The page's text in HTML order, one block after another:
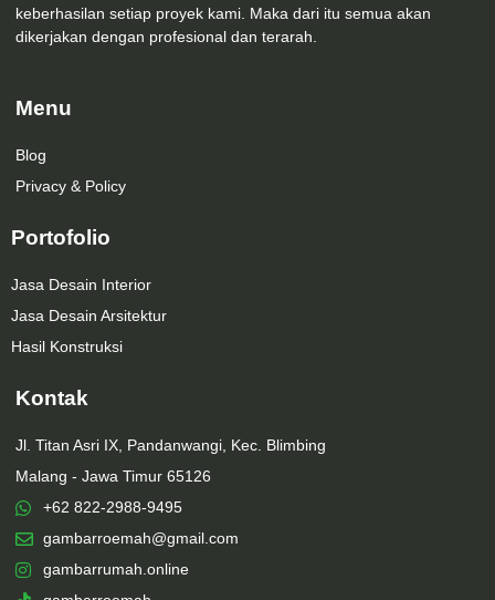
keberhasilan setiap proyek kami. Maka dari itu semua akan
dikerjakan dengan profesional dan terarah.
Menu
Blog
Privacy & Policy
Portofolio
Jasa Desain Interior
Jasa Desain Arsitektur
Hasil Konstruksi
Kontak
Jl. Titan Asri IX, Pandanwangi, Kec. Blimbing
Malang - Jawa Timur 65126
+62 822-2988-9495
gambarroemah@gmail.com
gambarrumah.online